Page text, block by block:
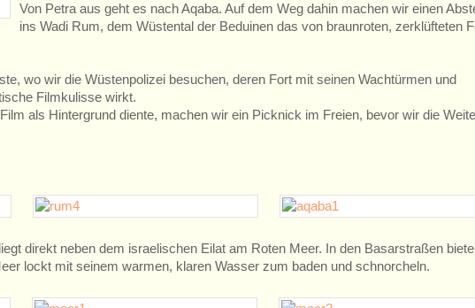
Von Petra aus geht es nach Aqaba. Auf dem Weg dahin machen wir einen
ins Wadi Rum, dem Wüstental der Beduinen das von braunroten, zerklüfteten
wo wir die Wüstenpolizei besuchen, deren Fort mit seinen Wachtürmen und
Filmkulisse wirkt.
als Hintergrund diente, machen wir ein Picknick im Freien, bevor wir die
direkt neben dem israelischen Eilat am Roten Meer. In den Basarstraßen
lockt mit seinem warmen, klaren Wasser zum baden und schnorcheln.